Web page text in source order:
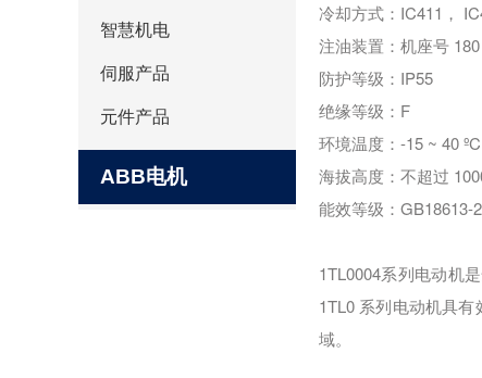
智慧机电
伺服产品
元件产品
ABB电机
冷却方式： IC411 ，
注油装置：机座号
防护等级： IP55
绝缘等级： F
环境温度： -15 ~ 40ºC
海拔高度：不超过
能效等级： GB18613-
1TL0004系列电动机
1TL0 系列电动机具有
域。